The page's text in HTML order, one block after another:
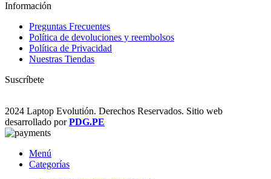
Información
Preguntas Frecuentes
Política de devoluciones y reembolsos
Política de Privacidad
Nuestras Tiendas
Suscríbete
2024 Laptop Evolutión. Derechos Reservados. Sitio web
desarrollado porPDG.PE
Menú
Categorías